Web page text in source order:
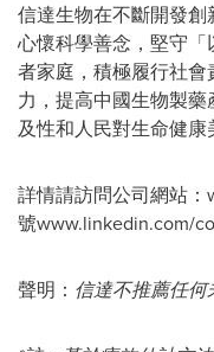
信達生物在不斷開發
心懷科學善念，堅守
者家庭，積極履行社
力，提高中國生物製
及性和人民對生命健康
詳情請訪問公司網站
號www.linkedin.com/
聲明： 信達不推薦任